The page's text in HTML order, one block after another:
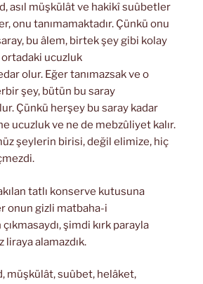
asıl müşkülât ve hakikî suûbetler
onu tanımamaktadır. Çünkü onu
bu âlem, birtek şey gibi kolay
ucuzluk
olur. Eğer tanımazsak ve o
şey, bütün bu saray
Çünkü herşey bu saray kadar
ucuzluk ve ne de mebzûliyet kalır.
şeylerin birisi, değil elimize, hiç
tatlı konserve kutusuna
onun gizli matbaha-i
şimdi kırk parayla
liraya alamazdık.
müşkülât, suûbet, helâket,